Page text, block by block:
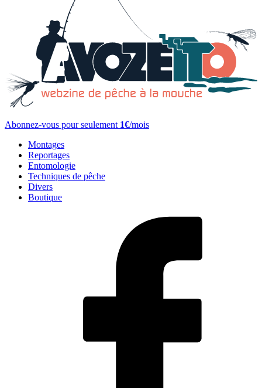
Abonnez-vous pour seulement 1€/mois
Montages
Reportages
Entomologie
Techniques de pêche
Divers
Boutique